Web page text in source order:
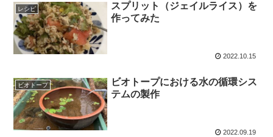
レシピ
スプリット（ジェイルライス）を
作ってみた
2022.10.15
ビオトープ
ビオトープにおける水の循環シス
テムの製作
2022.09.19